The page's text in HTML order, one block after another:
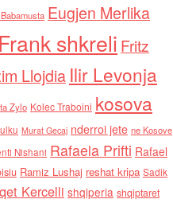
Eugjen Merlika
Frank shkreli Fritz
Llojdia Ilir Levonja
Zylo Kolec Traboini kosova
Murat Gecaj nderroi jete ne Kosove
Nishani Rafaela Prifti Rafael
Ramiz Lushaj reshat kripa Sadik
Kercelli shqiperia shqiptaret